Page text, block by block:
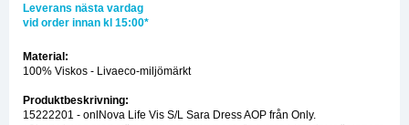
Leverans nästa vardag
vid order innan kl 15:00*
Material:
100% Viskos - Livaeco-miljömärkt
Produktbeskrivning:
15222201 - onlNova Life Vis S/L Sara Dress AOP från Only.